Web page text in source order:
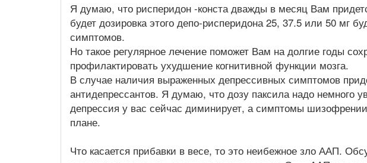
Я думаю, что рисперидон -конста дважды в месяц Вам
будет дозировка этого депо-рисперидона 25, 37.5 или 50 мг
симптомов.
Но такое регулярное лечение поможет Вам на долгие годы
профилактировать ухудшение когнитивной функции мозга.
В случае наличия выраженных депрессивных симптомов
антидепрессантов. Я думаю, что дозу паксила надо немного
депрессия у вас сейчас диминирует, а симптомы
плане.
Что касается прибавки в весе, то это неибежное зло ААП.